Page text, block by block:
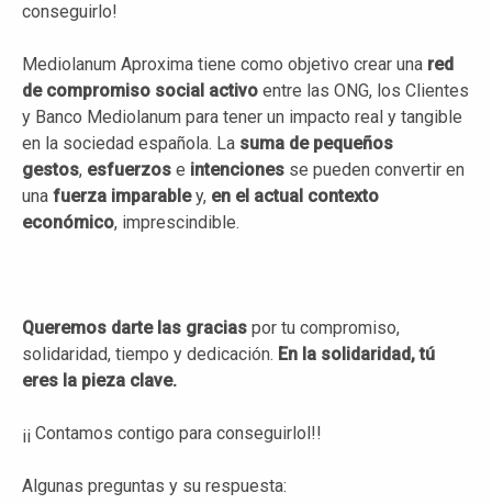
conseguirlo!
Mediolanum Aproxima tiene como objetivo crear una red
de compromiso social activo entre las ONG, los Clientes
y Banco Mediolanum para tener un impacto real y tangible
en la sociedad española. La suma de pequeños
gestos, esfuerzos e intenciones se pueden convertir en
una fuerza imparabley, en el actual contexto
económico, imprescindible.
Queremos darte las gracias por tu compromiso,
solidaridad, tiempo y dedicación. En la solidaridad, tú
eres la pieza clave.
¡¡ Contamos contigo para conseguirlol!!
Algunas preguntas y su respuesta: